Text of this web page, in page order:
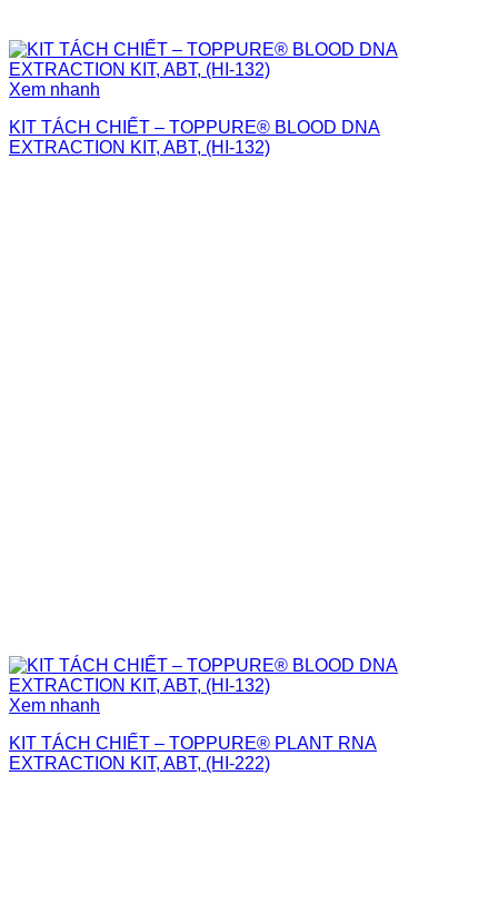
Xem nhanh
KIT TÁCH CHIẾT – TOPPURE® BLOOD DNA
EXTRACTION KIT, ABT, (HI-132)
Xem nhanh
KIT TÁCH CHIẾT – TOPPURE® PLANT RNA
EXTRACTION KIT, ABT, (HI-222)